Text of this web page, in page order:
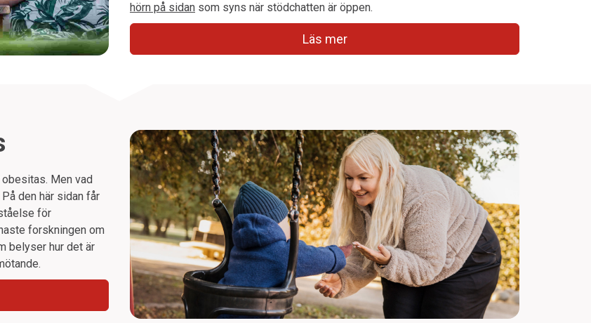
hörn på sidan som syns när stödchatten är öppen.
Läs mer
Men vad
den här sidan får
för
forskningen om
belyser hur det är